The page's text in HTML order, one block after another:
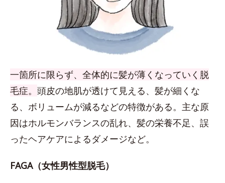
一箇所に限らず、全体的に髪が薄くなっていく脱
毛症。 頭皮の地肌が透けて見える、髪が細くな
る、ボリュームが減るなどの特徴がある。主な原
因はホルモンバランスの乱れ、髪の栄養不足、誤
ったヘアケアによるダメージなど。
FAGA（女性男性型脱毛）